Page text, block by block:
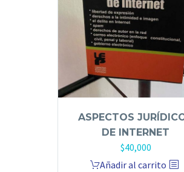
ASPECTOS
DE INTERNET
$40,000
Añadir al carrito